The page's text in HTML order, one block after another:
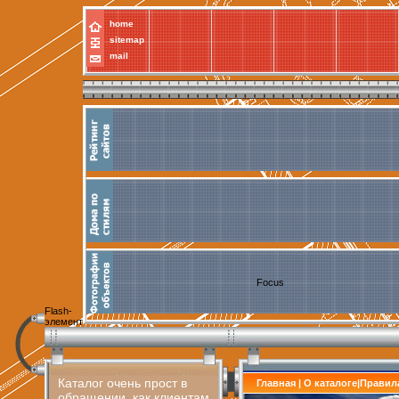
Flash-
элемент
home
sitemap
mail
Focus
Каталог очень прост в
Главная | О каталоге|